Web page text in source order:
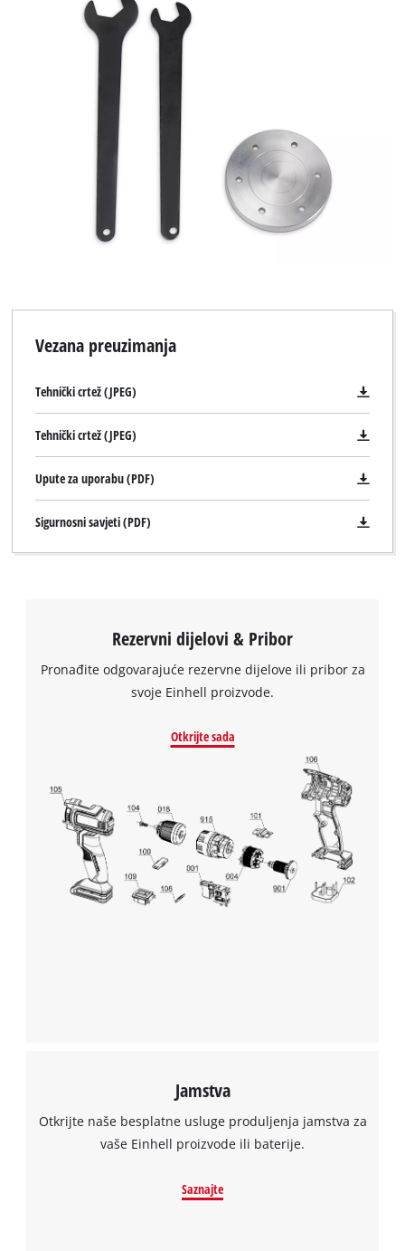
Vezana preuzimanja
Tehnički crtež (JPEG)
Tehnički crtež (JPEG)
Upute za uporabu (PDF)
Sigurnosni savjeti (PDF)
Rezervni dijelovi & Pribor
Pronađite odgovarajuće rezervne dijelove ili pribor za
svoje Einhell proizvode.
Otkrijte sada
Jamstva
Otkrijte naše besplatne usluge produljenja jamstva za
vaše Einhell proizvode ili baterije.
Saznajte